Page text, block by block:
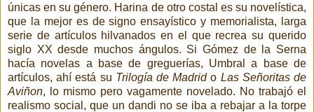
únicas en su género. Harina de otro costal es su novelística,
que la mejor es de signo ensayístico y memorialista, larga
serie de artículos hilvanados en el que recrea su querido
siglo XX desde muchos ángulos. Si Gómez de la Serna
hacía novelas a base de greguerías, Umbral a base de
artículos, ahí está su Trilogía de Madrido Las Señoritas de
Aviñon, lo mismo pero vagamente novelado. No trabajó el
realismo social, que un dandi no se iba a rebajar a la torpe